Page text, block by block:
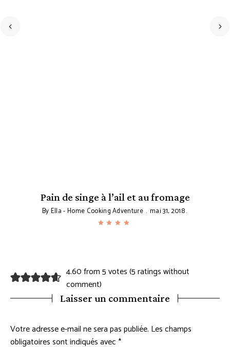
Pain de singe à l’ail et au fromage
ByElla - Home Cooking Adventure mai 31, 2018
4.60 from 5 votes (5 ratings without
comment)
Laisser un commentaire
Votre adresse e-mail ne sera pas publiée. Les champs
obligatoires sont indiqués avec*